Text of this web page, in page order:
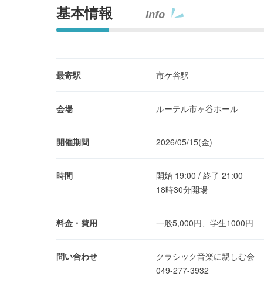
基本情報 Info
最寄駅 市ケ谷駅
会場 ルーテル市ヶ谷ホール
開催期間 2026/05/15(金)
時間
開始 19:00 / 終了 21:00
18時30分開場
料金・費用 一般5,000円、学生1000円
問い合わせ
クラシック音楽に親しむ会
049-277-3932